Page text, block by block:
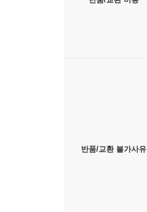
반품/교환 불가사유